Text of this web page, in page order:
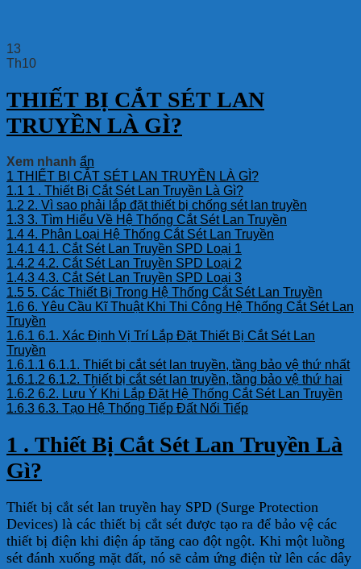
13
Th10
THIẾT BỊ CẮT SÉT LAN
TRUYỀN LÀ GÌ?
Xem nhanh ẩn
1 THIẾT BỊ CẮT SÉT LAN TRUYỀN LÀ GÌ?
1.1 1 . Thiết Bị Cắt Sét Lan Truyền Là Gì?
1.2 2. Vì sao phải lắp đặt thiết bị chống sét lan truyền
1.3 3. Tìm Hiểu Về Hệ Thống Cắt Sét Lan Truyền
1.4 4. Phân Loại Hệ Thống Cắt Sét Lan Truyền
1.4.1 4.1. Cắt Sét Lan Truyền SPD Loại 1
1.4.2 4.2. Cắt Sét Lan Truyền SPD Loại 2
1.4.3 4.3. Cắt Sét Lan Truyền SPD Loại 3
1.5 5. Các Thiết Bị Trong Hệ Thống Cắt Sét Lan Truyền
1.6 6. Yêu Cầu Kĩ Thuật Khi Thi Công Hệ Thống Cắt Sét Lan
Truyền
1.6.1 6.1. Xác Định Vị Trí Lắp Đặt Thiết Bị Cắt Sét Lan
Truyền
1.6.1.1 6.1.1. Thiết bị cắt sét lan truyền, tầng bảo vệ thứ nhất
1.6.1.2 6.1.2. Thiết bị cắt sét lan truyền, tầng bảo vệ thứ hai
1.6.2 6.2. Lưu Ý Khi Lắp Đặt Hệ Thống Cắt Sét Lan Truyền
1.6.3 6.3. Tạo Hệ Thống Tiếp Đất Nối Tiếp
1 . Thiết Bị Cắt Sét Lan Truyền Là
Gì?
Thiết bị cắt sét lan truyền hay SPD (Surge Protection
Devices) là các thiết bị cắt sét được tạo ra để bảo vệ các
thiết bị điện khi điện áp tăng cao đột ngột. Khi một luồng
sét đánh xuống mặt đất, nó sẽ cảm ứng điện từ lên các dây